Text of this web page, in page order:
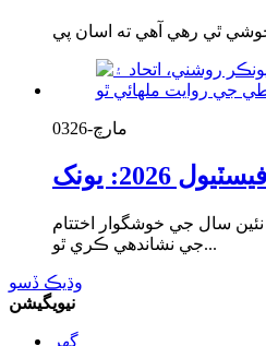
مارچ-0326
سال جي خوشگوار اختتام
جي نشاندهي ڪري ٿو...
وڌيڪ ڏسو
نيويگيشن
گھر